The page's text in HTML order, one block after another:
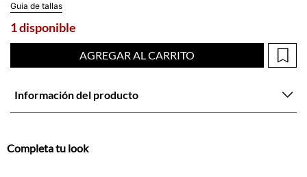
Guia de tallas
1 disponible
AGREGAR AL CARRITO
Información del producto
Completa tu look